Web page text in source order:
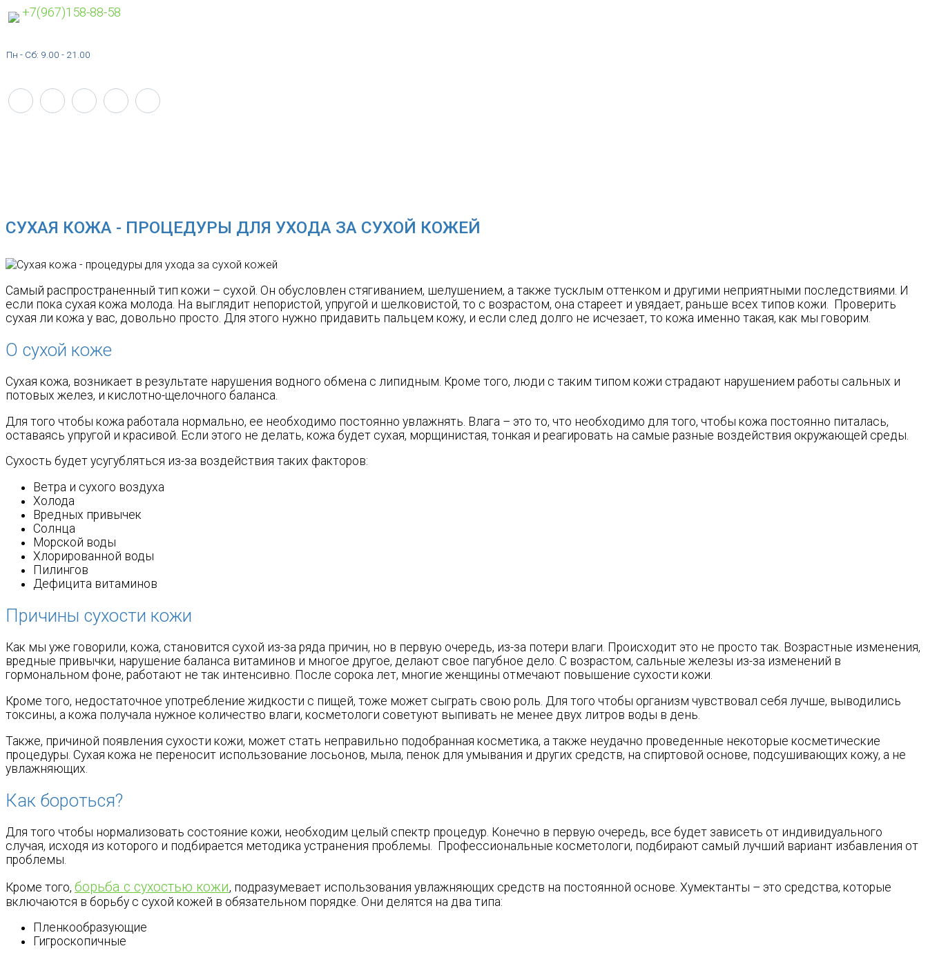
+7(967)158-88-58
Пн - Сб: 9.00 - 21.00
СУХАЯ КОЖА - ПРОЦЕДУРЫ ДЛЯ УХОДА ЗА СУХОЙ КОЖЕЙ
Самый распространенный тип кожи – сухой. Он обусловлен стягиванием, шелушением, а также тусклым оттенком и другими неприятными последствиями. И
если пока сухая кожа молода. На выглядит непористой, упругой и шелковистой, то с возрастом, она стареет и увядает, раньше всех типов кожи. Проверить
сухая ли кожа у вас, довольно просто. Для этого нужно придавить пальцем кожу, и если след долго не исчезает, то кожа именно такая, как мы говорим.
О сухой коже
Сухая кожа, возникает в результате нарушения водного обмена с липидным. Кроме того, люди с таким типом кожи страдают нарушением работы сальных и
потовых желез, и кислотно-щелочного баланса.
Для того чтобы кожа работала нормально, ее необходимо постоянно увлажнять. Влага – это то, что необходимо для того, чтобы кожа постоянно питалась,
оставаясь упругой и красивой. Если этого не делать, кожа будет сухая, морщинистая, тонкая и реагировать на самые разные воздействия окружающей среды.
Сухость будет усугубляться из-за воздействия таких факторов:
Ветра и сухого воздуха
Холода
Вредных привычек
Солнца
Морской воды
Хлорированной воды
Пилингов
Дефицита витаминов
Причины сухости кожи
Как мы уже говорили, кожа, становится сухой из-за ряда причин, но в первую очередь, из-за потери влаги. Происходит это не просто так. Возрастные изменения,
вредные привычки, нарушение баланса витаминов и многое другое, делают свое пагубное дело. С возрастом, сальные железы из-за изменений в
гормональном фоне, работают не так интенсивно. После сорока лет, многие женщины отмечают повышение сухости кожи.
Кроме того, недостаточное употребление жидкости с пищей, тоже может сыграть свою роль. Для того чтобы организм чувствовал себя лучше, выводились
токсины, а кожа получала нужное количество влаги, косметологи советуют выпивать не менее двух литров воды в день.
Также, причиной появления сухости кожи, может стать неправильно подобранная косметика, а также неудачно проведенные некоторые косметические
процедуры. Сухая кожа не переносит использование лосьонов, мыла, пенок для умывания и других средств, на спиртовой основе, подсушивающих кожу, а не
увлажняющих.
Как бороться?
Для того чтобы нормализовать состояние кожи, необходим целый спектр процедур. Конечно в первую очередь, все будет зависеть от индивидуального
случая, исходя из которого и подбирается методика устранения проблемы. Профессиональные косметологи, подбирают самый лучший вариант избавления от
проблемы.
Кроме того, борьба с сухостью кожи, подразумевает использования увлажняющих средств на постоянной основе. Хумектанты – это средства, которые
включаются в борьбу с сухой кожей в обязательном порядке. Они делятся на два типа:
Пленкообразующие
Гигроскопичные